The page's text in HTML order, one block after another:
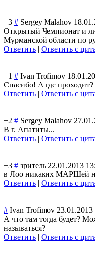
+3 # Sergey Malahov
Открытый Чемпионат и
Мурманской области по
Ответить | Ответить с
+1 # Ivan Trofimov
Спасибо! А где проходит?
Ответить | Ответить с
+2 # Sergey Malahov
В г. Апатиты...
Ответить | Ответить с
+3 # зритель 22.01.2013
в Лоо никаких МАРШей
Ответить | Ответить с
# Ivan Trofimov 23.01.2013
А что там тогда будет?
называться?
Ответить | Ответить с